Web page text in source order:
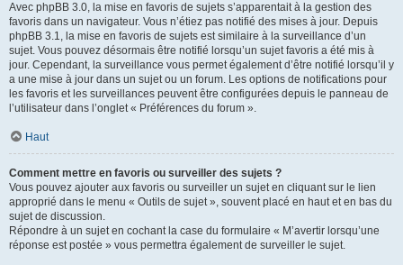
Avec phpBB 3.0, la mise en favoris de sujets s’apparentait à la gestion des
favoris dans un navigateur. Vous n’étiez pas notifié des mises à jour. Depuis
phpBB 3.1, la mise en favoris de sujets est similaire à la surveillance d’un
sujet. Vous pouvez désormais être notifié lorsqu’un sujet favoris a été mis à
jour. Cependant, la surveillance vous permet également d’être notifié lorsqu’il y
a une mise à jour dans un sujet ou un forum. Les options de notifications pour
les favoris et les surveillances peuvent être configurées depuis le panneau de
l’utilisateur dans l’onglet « Préférences du forum ».
Haut
Comment mettre en favoris ou surveiller des sujets ?
Vous pouvez ajouter aux favoris ou surveiller un sujet en cliquant sur le lien
approprié dans le menu « Outils de sujet », souvent placé en haut et en bas du
sujet de discussion.
Répondre à un sujet en cochant la case du formulaire « M’avertir lorsqu’une
réponse est postée » vous permettra également de surveiller le sujet.